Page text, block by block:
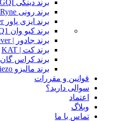
برند دینگی DINGQI
برند رونی Ryne
برند ایزی پاور esay power
برند کیو وان Q1
برند جادور | Jadever
برند کت | KAT
برند کراس گان CROSSGUN
برند مالیزو maliezo
قوانین و مقررات
سوالی دارید؟
اعتماد
وبلاگ
تماس با ما